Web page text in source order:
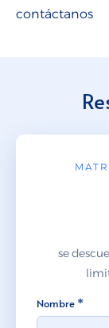
contáctanos
se
Nombre *